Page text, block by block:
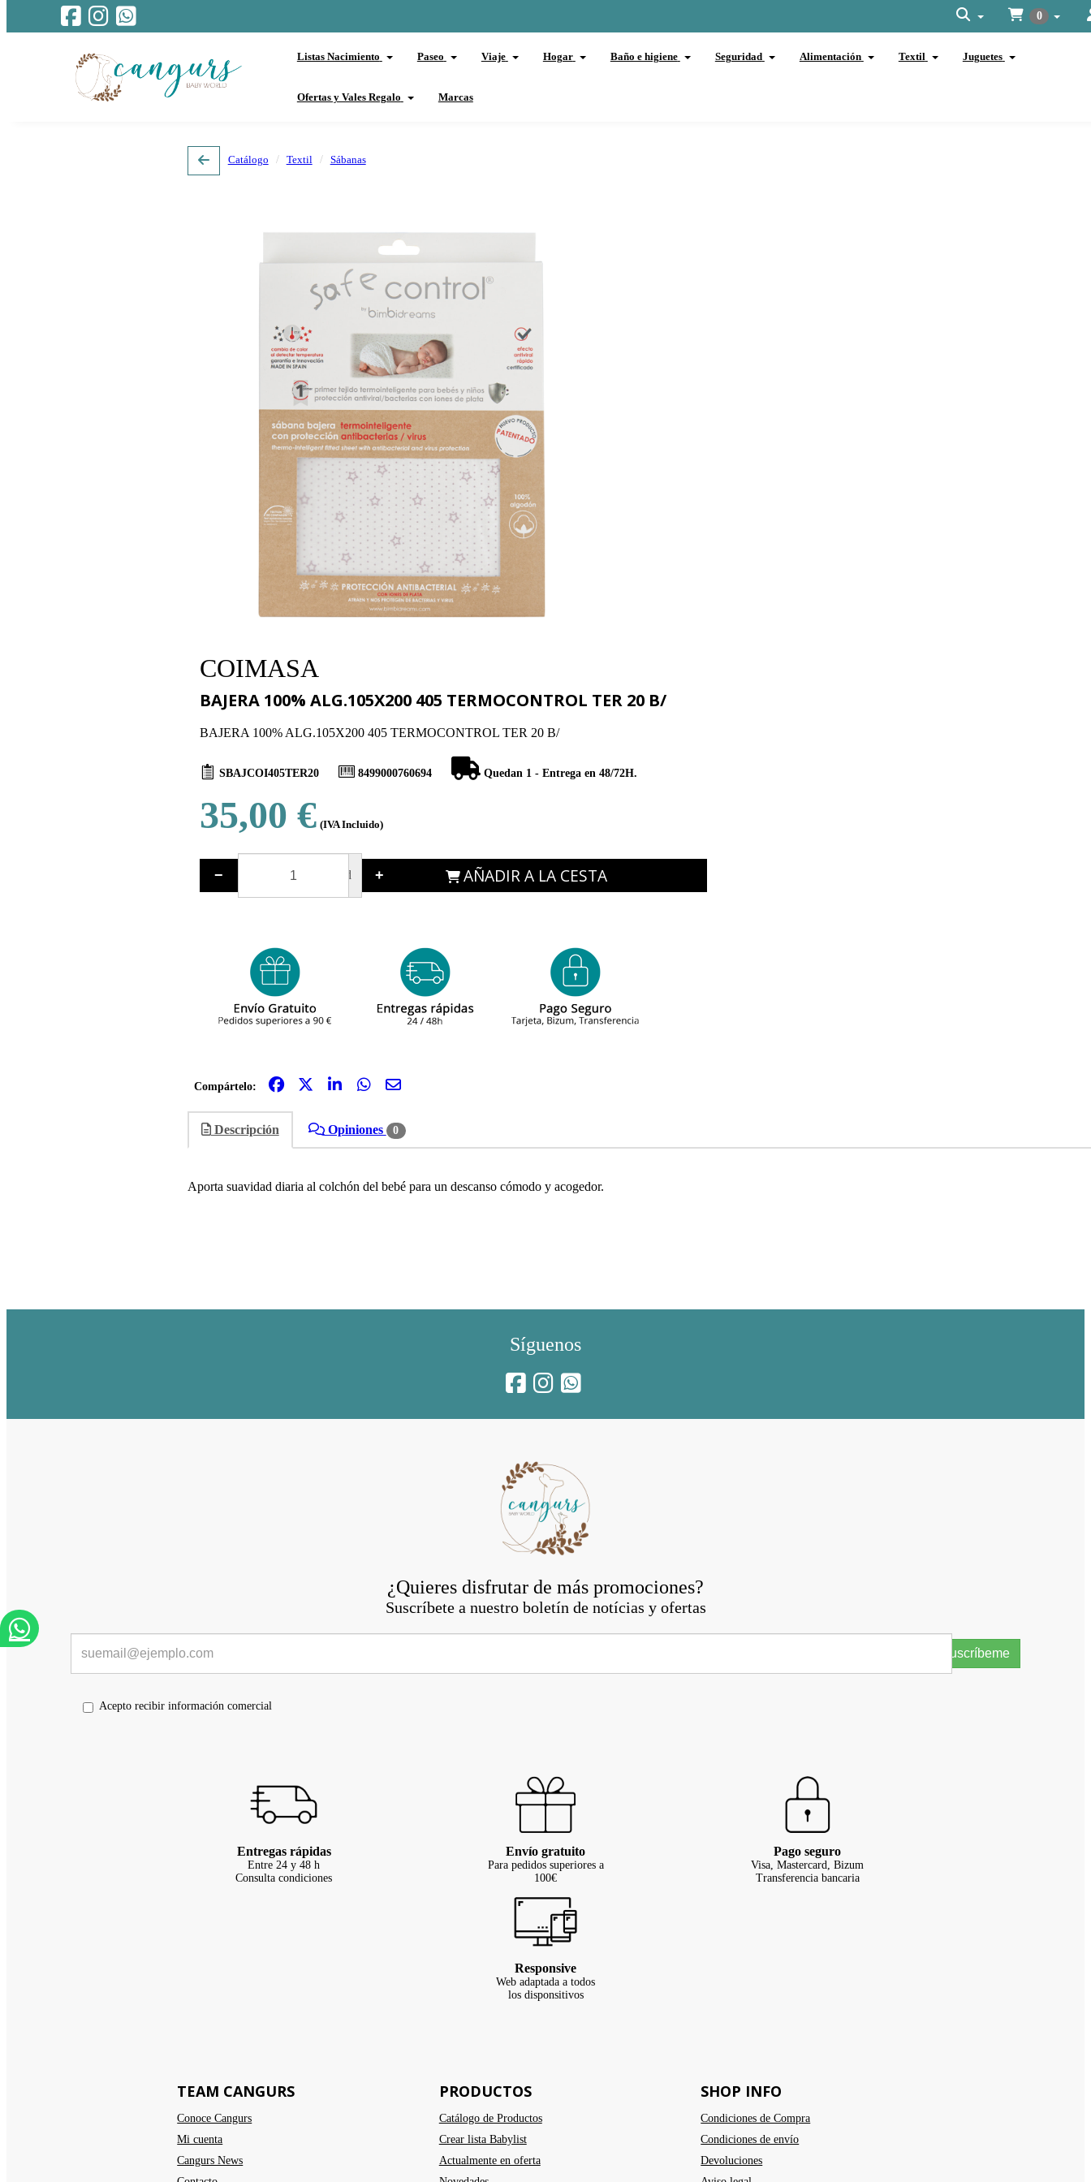
0
Listas Nacimiento Paseo Viaje Hogar Baño e higiene Seguridad Alimentación Textil Juguetes
Ofertas y Vales Regalo Marcas
Catálogo Textil Sábanas
COIMASA
BAJERA 100% ALG.105X200 405 TERMOCONTROL TER 20 B/
BAJERA 100% ALG.105X200 405 TERMOCONTROL TER 20 B/
SBAJCOI405TER20 8499000760694 Quedan 1 - Entrega en 48/72H.
35,00 € (IVA Incluido)
− ud + AÑADIR A LA CESTA
Compártelo:
Descripción Opiniones 0
Aporta suavidad diaria al colchón del bebé para un descanso cómodo y acogedor.
Síguenos
¿Quieres disfrutar de más promociones?
Suscríbete a nuestro boletín de notícias y ofertas
Suscríbeme
Acepto recibir información comercial
Entregas rápidas
Entre 24 y 48 h
Consulta condiciones
Envío gratuito
Para pedidos superiores a
100€
Pago seguro
Visa, Mastercard, Bizum
Transferencia bancaria
Responsive
Web adaptada a todos
los disponsitivos
TEAM CANGURS
Conoce Cangurs
Mi cuenta
Cangurs News
PRODUCTOS
Catálogo de Productos
Crear lista Babylist
Actualmente en oferta
SHOP INFO
Condiciones de Compra
Condiciones de envío
Devoluciones